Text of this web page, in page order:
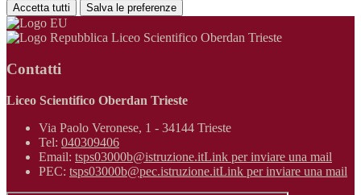
Accetta tutti Salva le preferenze
Liceo Scientifico Oberdan Trieste
Contatti
Liceo Scientifico Oberdan Trieste
Via Paolo Veronese, 1 - 34144 Trieste
Tel: 040309406
Email: tsps03000b@istruzione.itLink per inviare una mail
PEC: tsps03000b@pec.istruzione.itLink per inviare una mail